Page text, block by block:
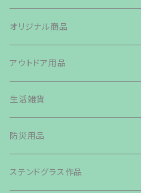
オリジナル商品
焚き火台
鉄板・ペグ
帆布生地商品
その他商品
アウトドア用品
テント・タープ
ライト・ランタン・ランプ
カトラリー
生活雑貨
バッグ類
防災用品
ステンドグラス作品